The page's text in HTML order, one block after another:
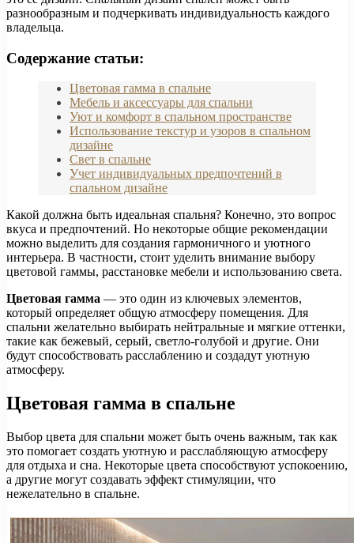
разнообразным и подчеркивать индивидуальность каждого
владельца.
Содержание статьи:
Цветовая гамма в спальне
Мебель и аксессуары для спальни
Уют и комфорт в спальном пространстве
Использование текстур и узоров в спальном
дизайне
Свет в спальне
Учет индивидуальных предпочтений в
спальном дизайне
Какой должна быть идеальная спальня? Конечно, это вопрос
вкуса и предпочтений. Но некоторые общие рекомендации
можно выделить для создания гармоничного и уютного
интерьера. В частности, стоит уделить внимание выбору
цветовой гаммы, расстановке мебели и использованию света.
Цветовая гамма — это один из ключевых элементов,
который определяет общую атмосферу помещения. Для
спальни желательно выбирать нейтральные и мягкие оттенки,
такие как бежевый, серый, светло-голубой и другие. Они
будут способствовать расслаблению и создадут уютную
атмосферу.
Цветовая гамма в спальне
Выбор цвета для спальни может быть очень важным, так как
это помогает создать уютную и расслабляющую атмосферу
для отдыха и сна. Некоторые цвета способствуют успокоению,
а другие могут создавать эффект стимуляции, что
нежелательно в спальне.